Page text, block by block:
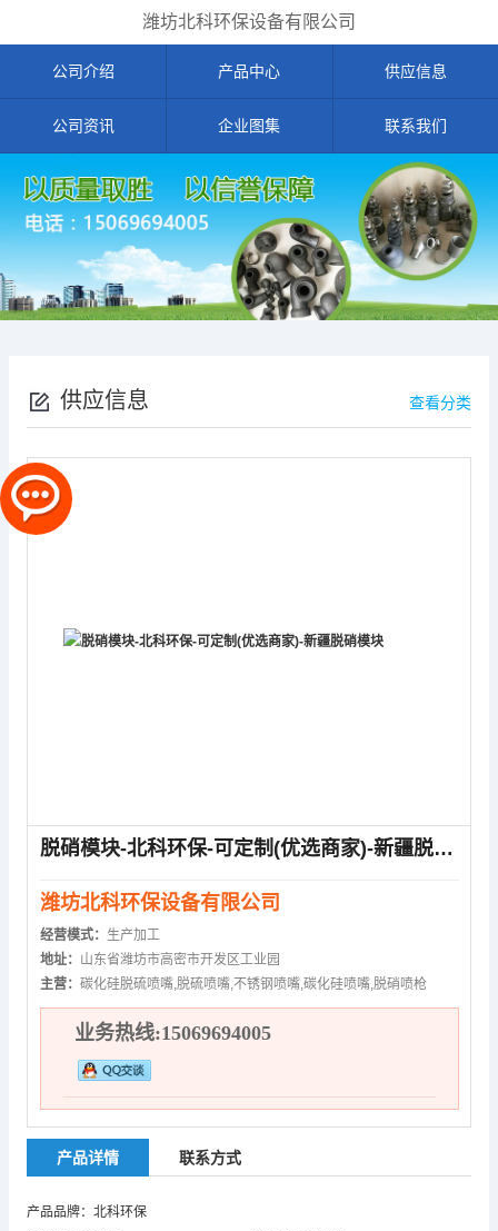
潍坊北科环保设备有限公司
公司介绍 产品中心 供应信息
公司资讯 企业图集 联系我们
供应信息 查看分类
脱硝模块-北科环保-可定制(优选商家)-新疆脱硝模块
潍坊北科环保设备有限公司
经营模式： 生产加工
地址： 山东省潍坊市高密市开发区工业园
主营： 碳化硅脱硫喷嘴,脱硫喷嘴,不锈钢喷嘴,碳化硅喷嘴,脱硝喷枪
业务热线:15069694005
产品详情 联系方式
产品品牌：北科环保